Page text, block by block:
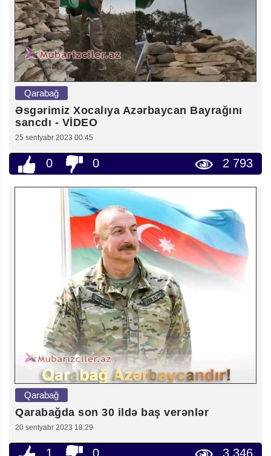
Qarabağ
Əsgərimiz Xocalıya Azərbaycan Bayrağını
sancdı - VİDEO
25 sentyabr 2023 00:45
0 0 2 793
Qarabağ
Qarabağda son 30 ildə baş verənlər
20 sentyabr 2023 18:29
1 0 3 346